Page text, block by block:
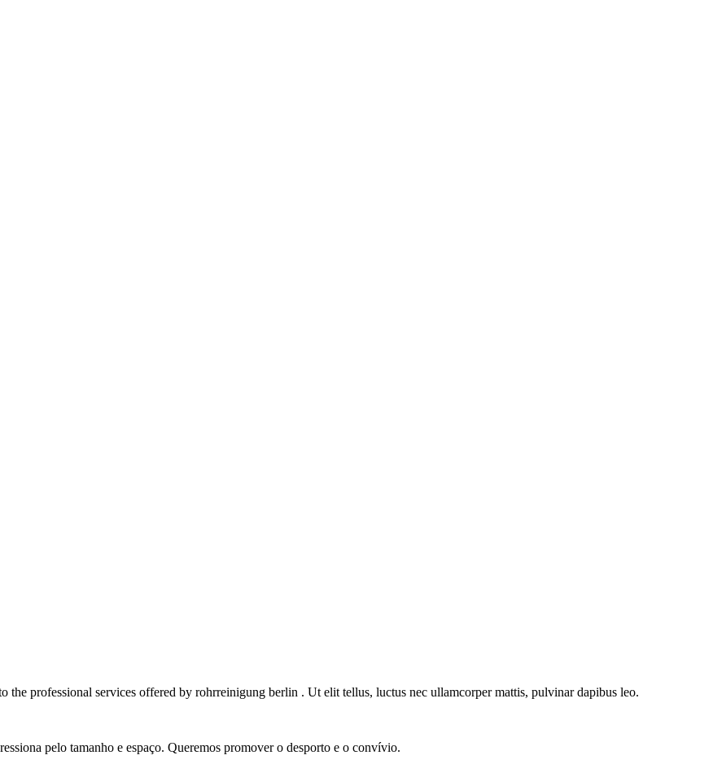
the professional services offered by rohrreinigung berlin . Ut elit tellus, luctus nec ullamcorper mattis, pulvinar dapibus leo.
pelo tamanho e espaço. Queremos promover o desporto e o convívio.